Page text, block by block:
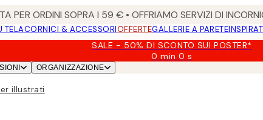
PER ORDINI SOPRA I 59 € • OFFRIAMO SERVIZI DI
TELACORNICI & ACCESSORIOFFERTEGALLERIE A PARETE
SALE - 50% DI SCONTO SUI POSTER*
0 min0 s
Valido
ORGANIZZAZIONE
illustrati